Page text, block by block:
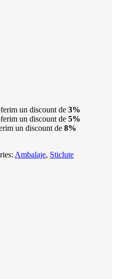
un discount de 3%
un discount de 5%
un discount de 8%
Ambalaje, Sticlute